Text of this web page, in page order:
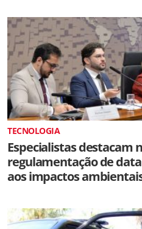
TECNOLOGIA
Especialistas destacam
regulamentação de
aos impactos